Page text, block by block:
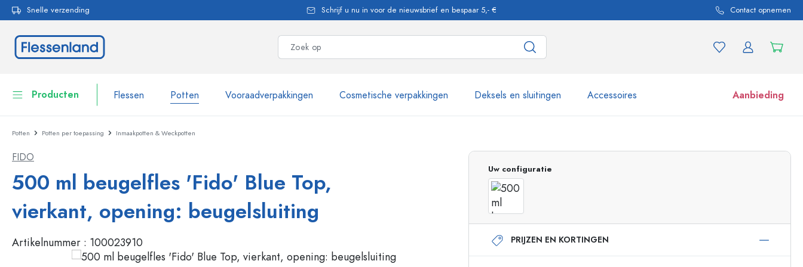
Ga naar de hoofdnavigatie
Snelle verzending Schrijf u nu in voor de nieuwsbrief en bespaar 5,- € Contact opnemen
Producten Flessen Potten Vooraadverpakkingen Cosmetische verpakkingen Deksels en sluitingen Accessoires Aanbieding
Flessen
Vooraadverpakkingen
Servies
Cosmetische verpakkingen
Toon alles Flessen
Flessen per merk
WECK flessen
Estal flessen
Flessen op volume
Glazen flessen 100 ml
Glazen flessen 500 ml
Glazen flessen 750 ml
Glazen flessen 1000 ml
Potten e potjes
Potten Potten per toepassing Inmaakpotten & Weckpotten
FIDO
500 ml beugelfles 'Fido' Blue Top,
vierkant, opening: beugelsluiting
Artikelnummer : 100023910
Uw configuratie
PRIJZEN EN KORTINGEN